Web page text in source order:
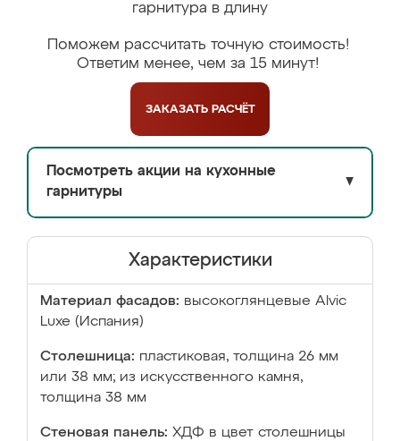
гарнитура в длину
Поможем рассчитать точную стоимость!
Ответим менее, чем за 15 минут!
ЗАКАЗАТЬ РАСЧЁТ
Посмотреть акции на кухонные
гарнитуры
▼
Характеристики
Материал фасадов: высокоглянцевые Аlvic
Luxe (Испания)
Столешница: пластиковая, толщина 26 мм
или 38 мм; из искусственного камня,
толщина 38 мм
Стеновая панель: ХДФ в цвет столешницы